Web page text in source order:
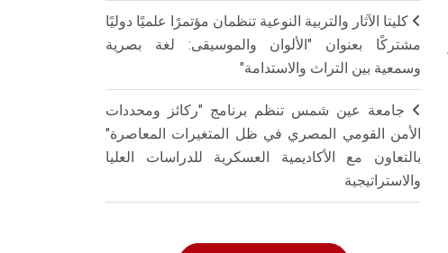
كليتا الآثار والتربية النوعية تنظمان مؤتمرًا علميًا دوليًا
مشتركًا بعنوان "الألوان والموسيقى: لغة بصرية
وسمعية بين التراث والاستدامة"
جامعة عين شمس تنظم برنامج "ركائز ومحددات
الأمن القومي المصري في ظل المتغيرات المعاصرة"
بالتعاون مع الأكاديمية العسكرية للدراسات العليا
والاستراتيجية